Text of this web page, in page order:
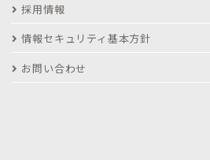
採用情報
情報セキュリティ基本方針
お問い合わせ